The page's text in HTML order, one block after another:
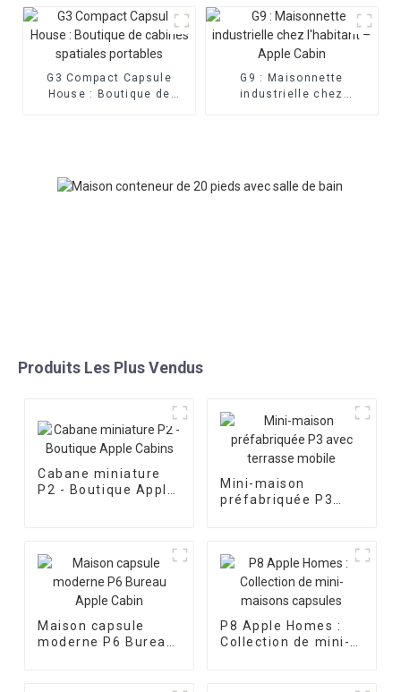
vie compact
G3 Compact Capsule
House : Boutique de
G9 : Maisonnette
industrielle chez
Produits Les Plus Vendus
Cabane miniature
P2 - Boutique Apple
Mini-maison
préfabriquée P3
Maison capsule
moderne P6 Bureau
P8 Apple Homes :
Collection de mini-